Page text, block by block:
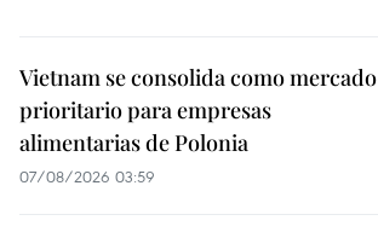
Vietnam se consolida como mercado
prioritario para empresas
alimentarias de Polonia
07/08/2026 03:59